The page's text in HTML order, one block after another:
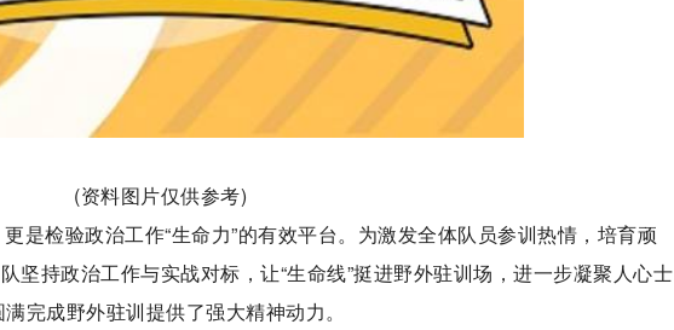
(资料图片仅供参考)
是检验政治工作“生命力”的有效平台。为激发全体队员参训热情，培育顽
坚持政治工作与实战对标，让“生命线”挺进野外驻训场，进一步凝聚人心士
完成野外驻训提供了强大精神动力。